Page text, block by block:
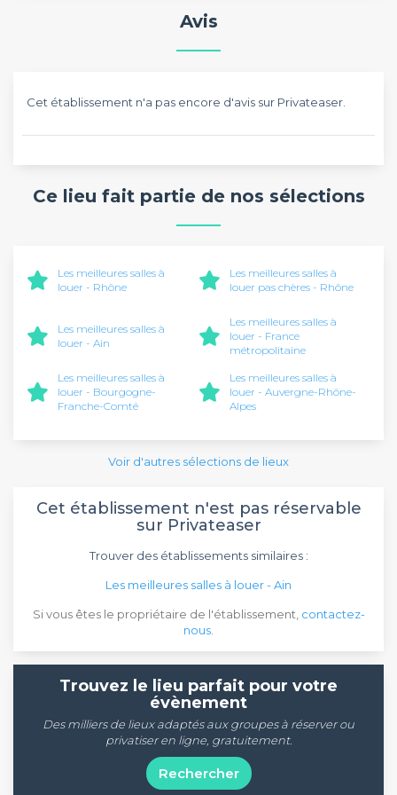
Avis
Cet établissement n'a pas encore d'avis sur Privateaser.
Ce lieu fait partie de nos sélections
Les meilleures salles à
louer - Rhône
Les meilleures salles à
louer pas chères - Rhône
Les meilleures salles à
louer - Ain
Les meilleures salles à
louer - France
métropolitaine
Les meilleures salles à
louer - Bourgogne-
Franche-Comté
Les meilleures salles à
louer - Auvergne-Rhône-
Alpes
Voir d'autres sélections de lieux
Cet établissement n'est pas réservable
sur Privateaser
Trouver des établissements similaires :
Les meilleures salles à louer - Ain
Si vous êtes le propriétaire de l'établissement, contactez-
nous
Trouvez le lieu parfait pour votre
évènement
Des milliers de lieux adaptés aux groupes à réserver ou
privatiser en ligne, gratuitement.
Rechercher